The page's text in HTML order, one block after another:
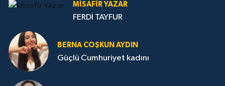
MISAFIR YAZAR
FERDİ TAYFUR
BERNA COŞKUN AYDIN
Güçlü Cumhuriyet kadını